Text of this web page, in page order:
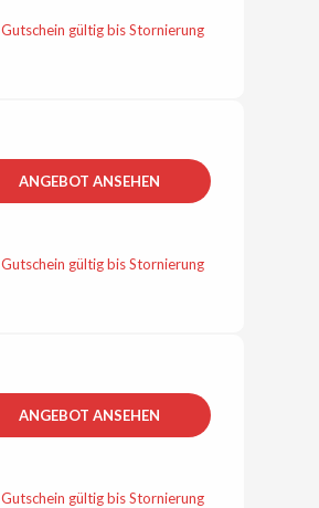
Gutschein gültig bis Stornierung
ANGEBOT ANSEHEN
Gutschein gültig bis Stornierung
ANGEBOT ANSEHEN
Gutschein gültig bis Stornierung